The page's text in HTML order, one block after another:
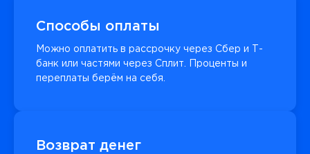
Способы оплаты
Можно оплатить в рассрочку через Сбер и Т-
банк или частями через Сплит. Проценты и
переплаты берём на себя.
Возврат денег